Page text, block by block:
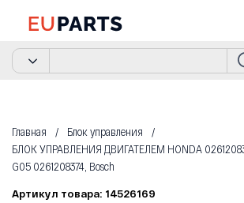
Главная
Блок управления
БЛОК УПРАВЛЕНИЯ ДВИГАТЕЛЕМ HONDA
G05 0261208374, Bosch
Артикул товара: 14526169